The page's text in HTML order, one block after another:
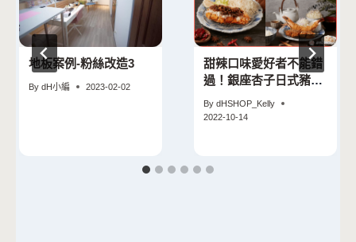
地板案例-粉絲改造3
By dH小編 2023-02-02
甜辣口味愛好者不能錯
過！銀座杏子日式豬排
豬排、韓式蜂蜜蒜味海
By dHSHOP_Kelly
2022-10-14